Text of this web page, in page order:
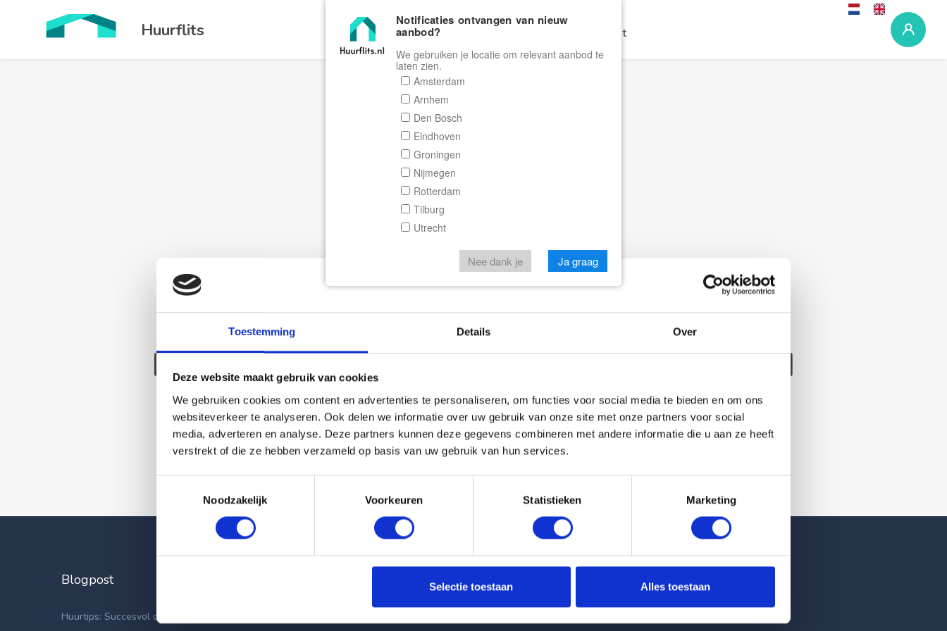
Toestemming Details Over
Deze website maakt gebruik van cookies
We gebruiken cookies om content en advertenties te personaliseren, om functies voor social media te bieden en om ons
websiteverkeer te analyseren. Ook delen we informatie over uw gebruik van onze site met onze partners voor social
media, adverteren en analyse. Deze partners kunnen deze gegevens combineren met andere informatie die u aan ze heeft
verstrekt of die ze hebben verzameld op basis van uw gebruik van hun services.
Noodzakelijk
Voorkeuren Statistieken Marketing
Selectie toestaan Alles toestaan
Huurflits Home Zoeken Contact
Deze woning is helaas verhuurd/verwijderd
Pagina niet gevonden
Terug naar woningoverzicht
Blogpost
Huurtips: Succesvol op zoek naar een nieuwe
Reviews
Notificaties ontvangen van nieuw
aanbod?
We gebruiken je locatie om relevant aanbod te
laten zien.
Amsterdam
Arnhem
Den Bosch
Eindhoven
Groningen
Nijmegen
Rotterdam
Tilburg
Utrecht
Nee dank je Ja graag